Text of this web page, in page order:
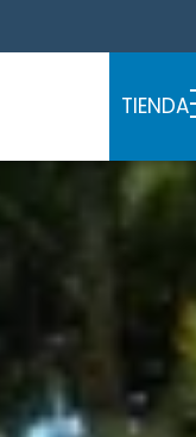
TIENDA